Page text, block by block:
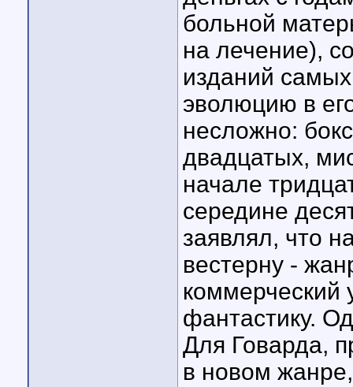
больной
на лечение),
изданий
эволюцию в
несложно:
двадцатых,
начале
середине
заявлял, что
вестерну -
коммерческий
фантастику.
Для Говарда,
в новом